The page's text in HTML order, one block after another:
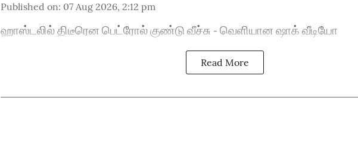
Published on: 07 Aug 2026, 2:12 pm
ஹாஸ்டலில் திடீரென பெட்ரோல் குண்டு வீச்சு - வெளியான ஷாக் வீடியோ
Read More